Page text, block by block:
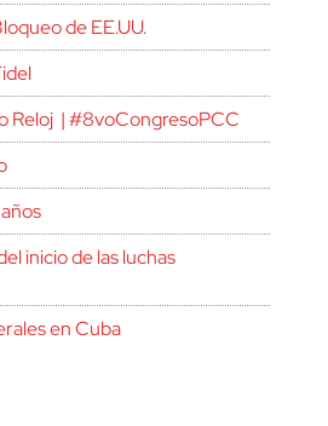
de EE.UU.
Reloj | #8voCongresoPCC
inicio de las luchas
en Cuba